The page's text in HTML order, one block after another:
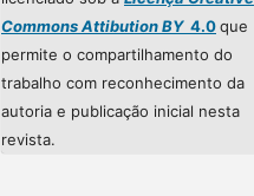
Commons Attibution BY4.0que
permite o compartilhamento do
trabalho com reconhecimento da
autoria e publicação inicial nesta
revista.